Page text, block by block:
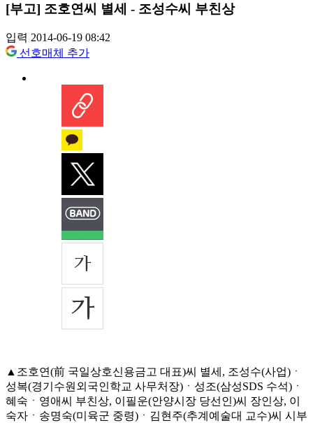
[부고] 조호연씨 별세 - 조성수씨 부친상
입력 2014-06-19 08:42
선호매체 추가
▲조호연(前 국일상호신용금고 대표)씨 별세, 조성수(사업)ㆍ
성복(경기수원외국인학교 사무처장)ㆍ성조(삼성SDS 수석)ㆍ
혜숙ㆍ영애씨 부친상, 이필운(안양시장 당선인)씨 장인상, 이
숙자ㆍ송명숙(미육군 중령)ㆍ김현주(추계예술대 교수)씨 시부